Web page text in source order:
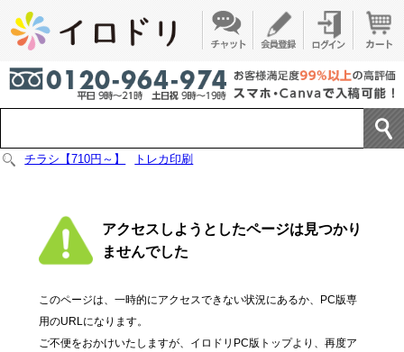
チラシ【710円～】 トレカ印刷
アクセスしようとしたページは見つかり
ませんでした
このページは、一時的にアクセスできない状況にあるか、PC版専
用のURLになります。
ご不便をおかけいたしますが、イロドリPC版トップより、再度ア